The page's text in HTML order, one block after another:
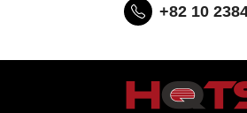
+82 10